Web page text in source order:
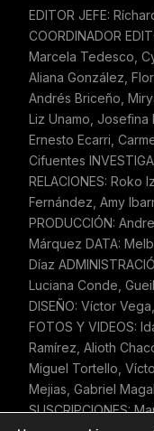
EDITOR JEFE:
COORDINADOR
Marcela Tedesco,
Aliana González,
Andrés Briceño,
Liz Unamo, Josefina
Ernesto Ecarri,
Cifuentes
RELACIONES: Roko
Fernández, Amy
PRODUCCIÓN:
Márquez DATA:
Díaz
Luciana Conde,
DISEÑO: Víctor
FOTOS Y VIDEOS:
Ramírez, Alioth
Miguel Tortello,
Mejias, Gabriel
SUSCRIPCIONES: